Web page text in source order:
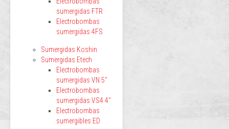
sumergidas FTR
Electrobombas
sumergidas 4FS
Sumergidas Koshin
Sumergidas Etech
Electrobombas
sumergidas VN 5"
Electrobombas
sumergidas VS4 4"
Electrobombas
sumergibles ED